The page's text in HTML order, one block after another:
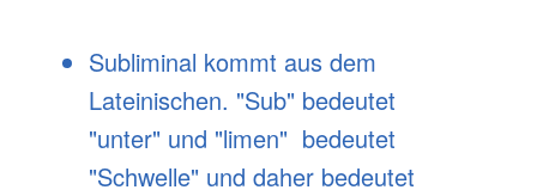
Subliminal kommt aus dem
Lateinischen. "Sub" bedeutet
"unter" und "limen" bedeutet
"Schwelle" und daher bedeutet